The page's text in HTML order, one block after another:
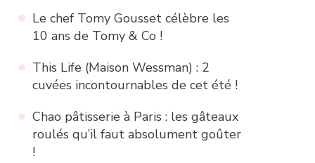
Le chef Tomy Gousset célèbre les
10 ans de Tomy & Co !
This Life (Maison Wessman) : 2
cuvées incontournables de cet été !
Chao pâtisserie à Paris : les gâteaux
roulés qu’il faut absolument goûter
!